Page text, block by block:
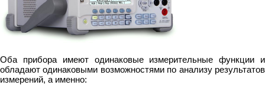
Оба прибора имеют одинаковые измерительные функции и
обладают одинаковыми возможностями по анализу результатов
измерений, а именно: